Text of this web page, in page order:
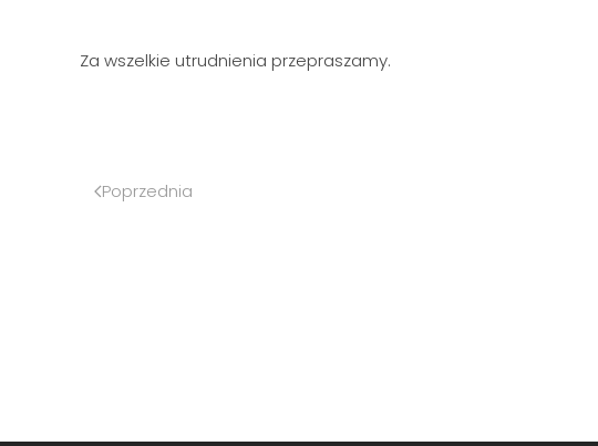
Za wszelkie utrudnienia przepraszamy.
Poprzednia